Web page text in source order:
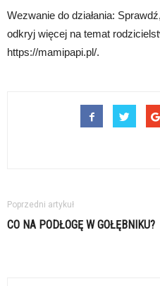
Wezwanie do działania:
odkryj więcej na temat
https://mamipapi.pl/.
Poprzedni artykuł
CO NA PODŁOGĘ W GOŁĘBNIKU?